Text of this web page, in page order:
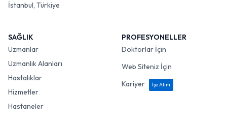
İstanbul, Türkiye
SAĞLIK
Uzmanlar
Uzmanlık Alanları
Hastalıklar
Hizmetler
Hastaneler
PROFESYONELLER
Doktorlar İçin
Web Siteniz İçin
Kariyer
İşe Alım